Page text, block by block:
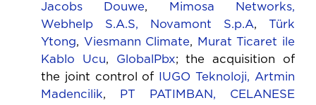
Jacobs Douwe,
Mimosa Networks,
Webhelp S.A.S,
Novamont S.p.A, Türk
Ytong, Viesmann Climate,
Murat Ticaret ile
Kablo Ucu, GlobalPbx; the acquisition of
the joint control of
IUGO Teknoloji, Artmin
Madencilik, PT PATIMBAN,
CELANESE